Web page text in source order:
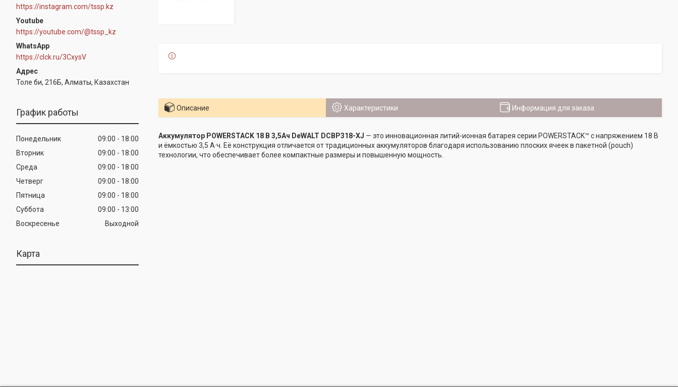
https://instagram.com/tssp.kz
Youtube
https://youtube.com/@tssp_kz
WhatsApp
https://clck.ru/3CxysV
Толе би, 216Б, Алматы, Казахстан
График работы
Понедельник 09:00
18:00
Вторник
09:00
18:00
Среда
09:00
18:00
Четверг
09:00
18:00
Пятница
09:00
18:00
Суббота
09:00
13:00
Воскресенье
Выходной
Карта
Описание Характеристики Информация для заказа
Аккумулятор POWERSTACK 18 В 3,5Ач DeWALT DCBP318-XJ — это инновационная литий-ионная батарея серии POWERSTACK™ с напряжением 18 В
и ёмкостью 3,5 А·ч. Её конструкция отличается от традиционных аккумуляторов благодаря использованию плоских ячеек в пакетной (pouch)
технологии, что обеспечивает более компактные размеры и повышенную мощность.